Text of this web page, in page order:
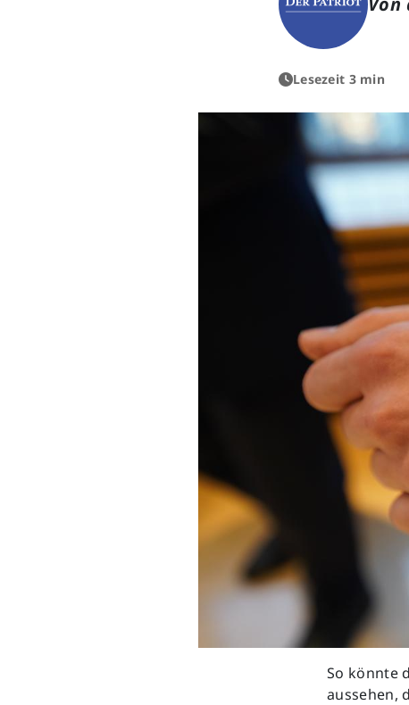
Lesezeit 3 min
So könnte
aussehen,